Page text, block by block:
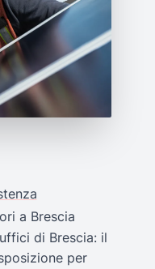
a Brescia
di Brescia: il
per